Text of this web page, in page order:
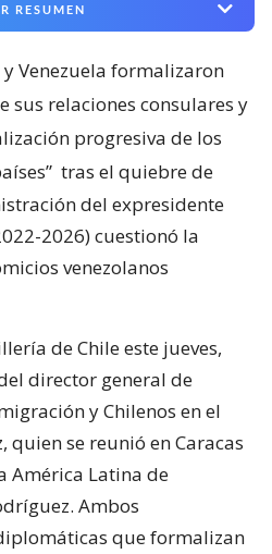
RESUMEN
Venezuela formalizaron
sus relaciones consulares y
progresiva de los
tras el quiebre de
del expresidente
2026) cuestionó la
venezolanos
de Chile este jueves,
director general de
y Chilenos en el
quien se reunió en Caracas
América Latina de
Ambos
que formalizan